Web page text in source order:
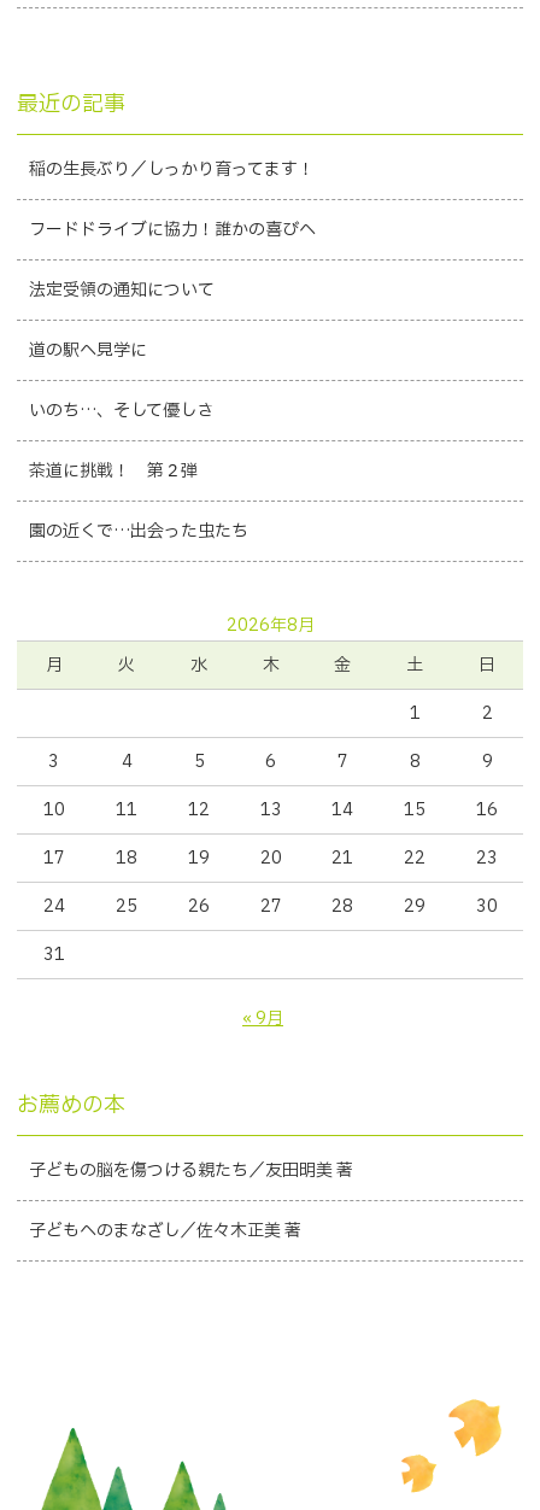
最近の記事
稲の生長ぶり／しっかり育ってます！
フードドライブに協力！誰かの喜びへ
法定受領の通知について
道の駅へ見学に
いのち…、そして優しさ
茶道に挑戦！ 第２弾
園の近くで…出会った虫たち
2026年8月
月
火 水 木 金 土
日
1
2
3
4 5 6 7 8
9
10
11 12 13 14 15
16
17
18 19 20 21 22
23
24
25 26 27 28 29
30
31
« 9月
お薦めの本
子どもの脳を傷つける親たち／友田明美 著
子どもへのまなざし／佐々木正美 著